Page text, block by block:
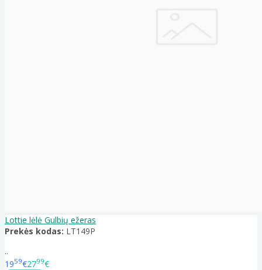
Lottie lėlė Gulbių ežeras
Prekės kodas: LT149P
..
1959€2799€